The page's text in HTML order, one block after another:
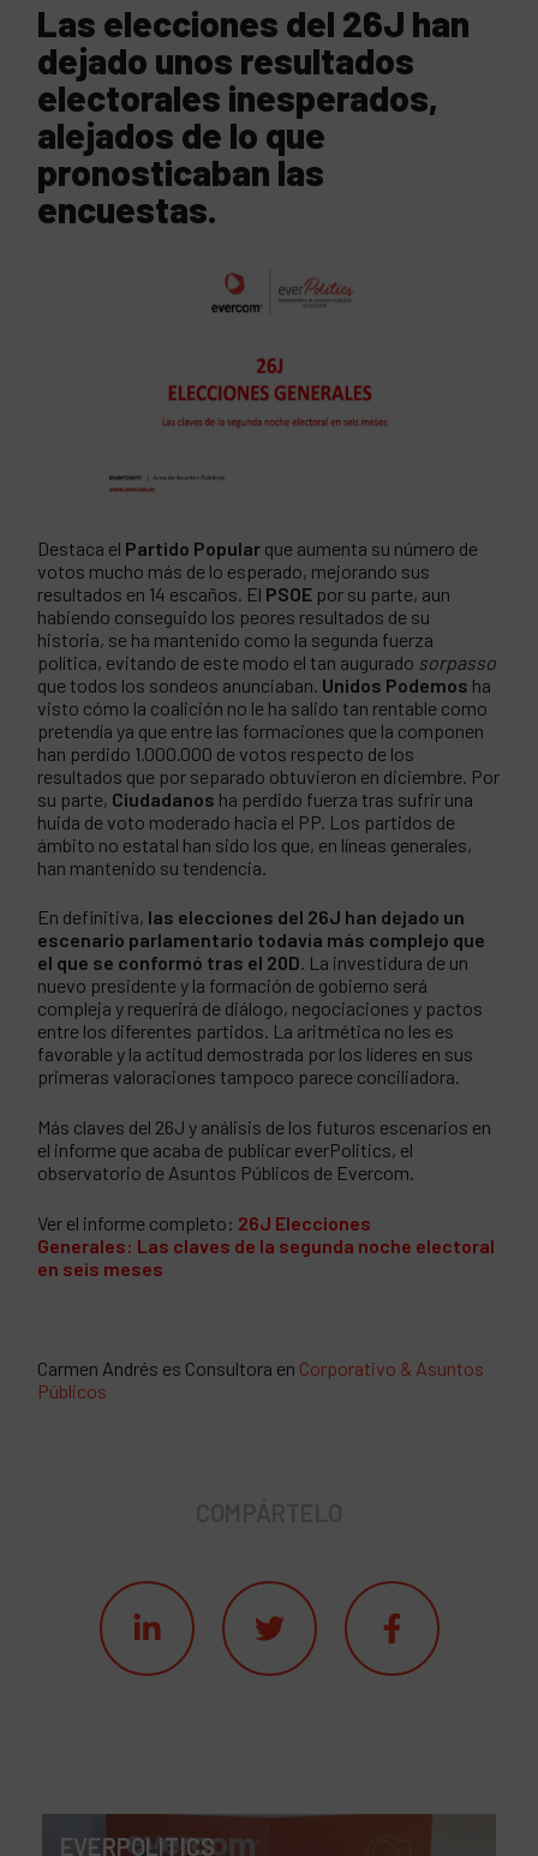
Las elecciones del 26J han
dejado unos resultados
electorales inesperados,
alejados de lo que
pronosticaban las
encuestas.
Destaca el Partido Popular que aumenta su número de
votos mucho más de lo esperado, mejorando sus
resultados en 14 escaños. El PSOE por su parte, aun
habiendo conseguido los peores resultados de su
historia, se ha mantenido como la segunda fuerza
política, evitando de este modo el tan augurado sorpasso
que todos los sondeos anunciaban. Unidos Podemos ha
visto cómo la coalición no le ha salido tan rentable como
pretendía ya que entre las formaciones que la componen
han perdido 1.000.000 de votos respecto de los
resultados que por separado obtuvieron en diciembre. Por
su parte, Ciudadanos ha perdido fuerza tras sufrir una
huida de voto moderado hacia el PP. Los partidos de
ámbito no estatal han sido los que, en líneas generales,
han mantenido su tendencia.
En definitiva, las elecciones del 26J han dejado un
escenario parlamentario todavía más complejo que
el que se conformó tras el 20D. La investidura de un
nuevo presidente y la formación de gobierno será
compleja y requerirá de diálogo, negociaciones y pactos
entre los diferentes partidos. La aritmética no les es
favorable y la actitud demostrada por los líderes en sus
primeras valoraciones tampoco parece conciliadora.
Más claves del 26J y análisis de los futuros escenarios en
el informe que acaba de publicar everPolitics, el
observatorio de Asuntos Públicos de Evercom.
Ver el informe completo: 26J Elecciones
Generales: Las claves de la segunda noche electoral
en seis meses
Carmen Andrés es Consultora en Corporativo & Asuntos
Públicos
EVERPOLITICS